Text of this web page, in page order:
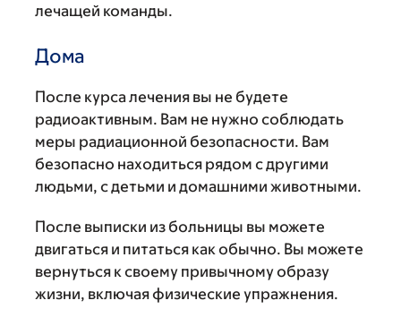
лечащей команды.
Дома
После курса лечения вы не будете
радиоактивным. Вам не нужно соблюдать
меры радиационной безопасности. Вам
безопасно находиться рядом с другими
людьми, с детьми и домашними животными.
После выписки из больницы вы можете
двигаться и питаться как обычно. Вы можете
вернуться к своему привычному образу
жизни, включая физические упражнения.